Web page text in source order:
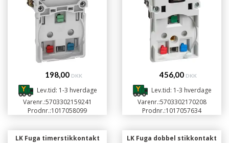
198,00 DKK
Lev.tid: 1-3 hverdage
Varenr.:5703302159241
Prodnr.:1017058099
456,00 DKK
Lev.tid: 1-3 hverdage
Varenr.:5703302170208
Prodnr.:1017057634
LK Fuga timerstikkontakt
LK Fuga dobbel stikkontakt